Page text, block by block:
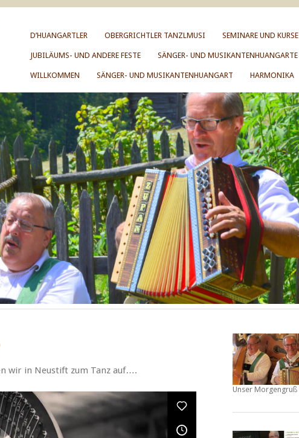
D’HUANGARTLER OBERGRICHTLER TANZLMUSI SEMINARE UND KURSE
JUBILÄUMS- UND ANDERE FESTE SÄNGER- UND MUSIKANTENHUANGARTE
WILLKOMMEN SÄNGER- UND MUSIKANTENHUANGART HARMONIKA
wir in Neustift zum Tanz auf….
Unser Morgengruß